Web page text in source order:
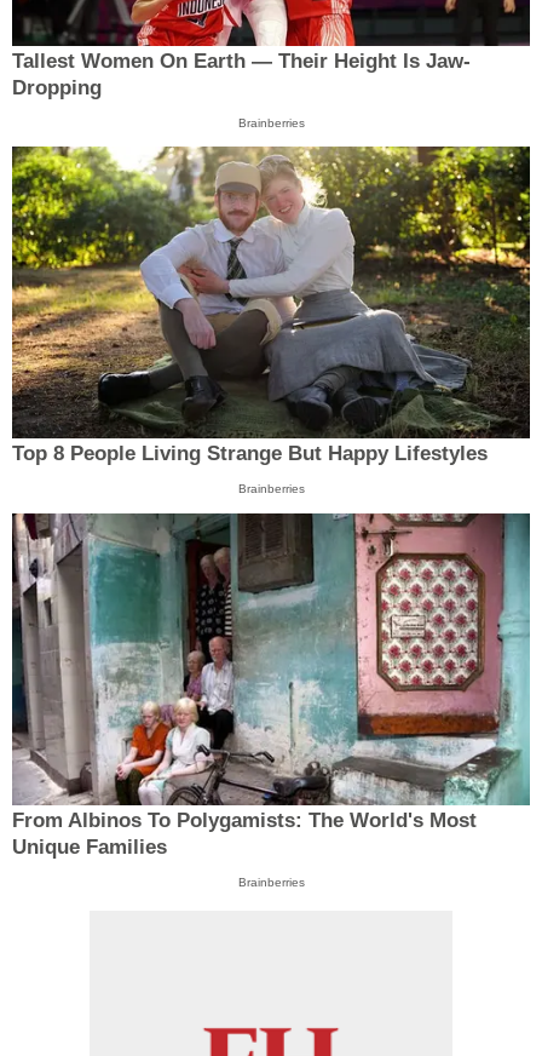
Tallest Women On Earth — Their Height Is Jaw-
Dropping
Brainberries
Top 8 People Living Strange But Happy Lifestyles
Brainberries
From Albinos To Polygamists: The World's Most
Unique Families
Brainberries